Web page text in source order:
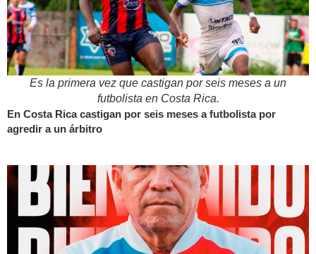
Es la primera vez que castigan por seis meses a un
futbolista en Costa Rica.
En Costa Rica castigan por seis meses a futbolista por
agredir a un árbitro